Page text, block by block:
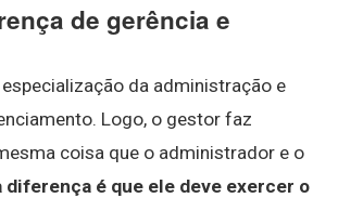
de gerência e
da administração e
Logo, o gestor faz
coisa que o administrador e o
diferença é que ele deve exercer o